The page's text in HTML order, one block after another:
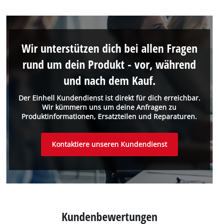
Der Einhell Kundendienst ist direkt für dich erreichbar.
Wir kümmern uns um deine Anfragen zu
Produktinformationen, Ersatzteilen und Reparaturen.
Wir unterstützen dich bei allen Fragen
rund um dein Produkt - vor, während
und nach dem Kauf.
Kontaktiere unseren Kundendienst
Kundenbewertungen